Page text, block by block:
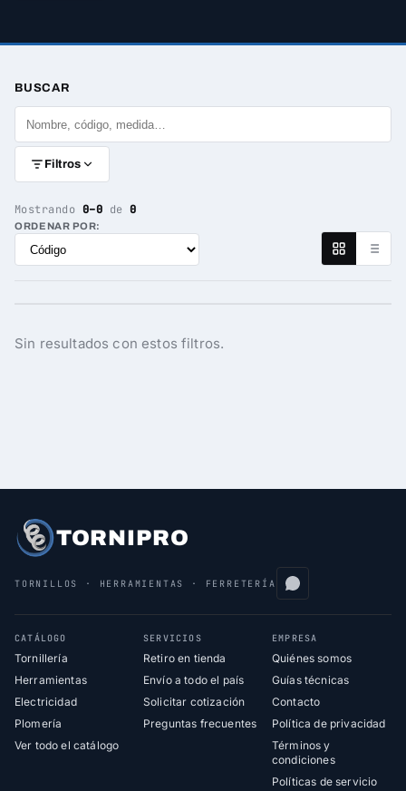
BUSCAR
Filtros
Mostrando 0–0 de0
ORDENAR POR:
Sin resultados con estos filtros.
TORNIPRO
TORNILLOS · HERRAMIENTAS · FERRETERÍA
CATÁLOGO
Tornillería
Herramientas
Electricidad
Plomería
Ver todo el catálogo
SERVICIOS
Retiro en tienda
Envío a todo el país
Solicitar cotización
Preguntas frecuentes
EMPRESA
Quiénes somos
Guías técnicas
Contacto
Política de privacidad
Términos y
condiciones
Políticas de servicio